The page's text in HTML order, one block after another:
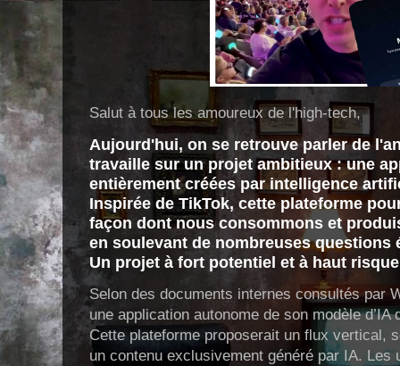
Salut à tous les amoureux de l'high-tech,
Aujourd'hui, on se retrouve parler de
travaille sur un projet ambitieux : une
entièrement créées par intelligence
Inspirée de TikTok, cette plateforme
façon dont nous consommons et
en soulevant de nombreuses questions
Un projet à fort potentiel et à haut risque
Selon des documents internes consultés par
une application autonome de son modèle
Cette plateforme proposerait un flux vertical,
un contenu exclusivement généré par IA.